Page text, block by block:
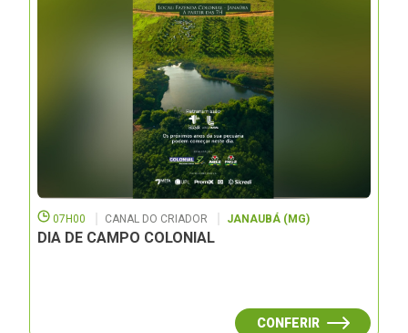
07H00 CANAL DO CRIADOR JANAUBÁ (MG)
DIA DE CAMPO COLONIAL
CONFERIR